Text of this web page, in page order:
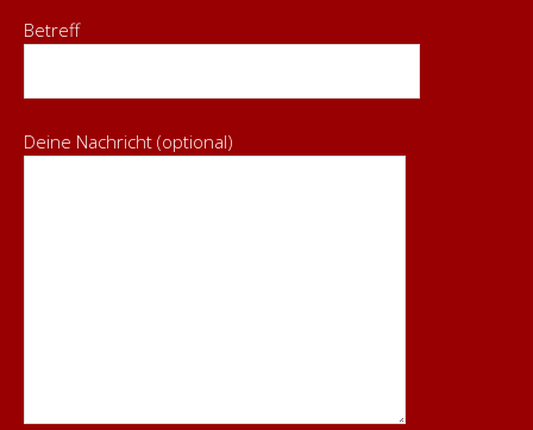
Betreff
Deine Nachricht (optional)